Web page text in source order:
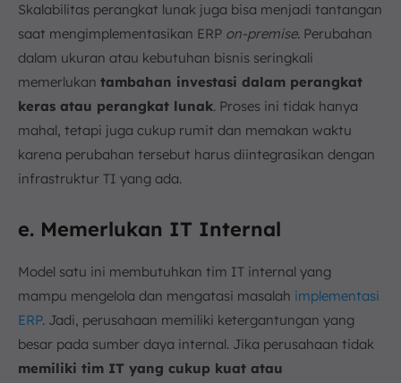
Skalabilitas perangkat lunak juga bisa menjadi tantangan
saat mengimplementasikan ERP on-premise. Perubahan
dalam ukuran atau kebutuhan bisnis seringkali
memerlukan tambahan investasi dalam perangkat
keras atau perangkat lunak. Proses ini tidak hanya
mahal, tetapi juga cukup rumit dan memakan waktu
karena perubahan tersebut harus diintegrasikan dengan
infrastruktur TI yang ada.
e. Memerlukan IT Internal
Model satu ini membutuhkan tim IT internal yang
mampu mengelola dan mengatasi masalah implementasi
ERP. Jadi, perusahaan memiliki ketergantungan yang
besar pada sumber daya internal. Jika perusahaan tidak
memiliki tim IT yang cukup kuat atau